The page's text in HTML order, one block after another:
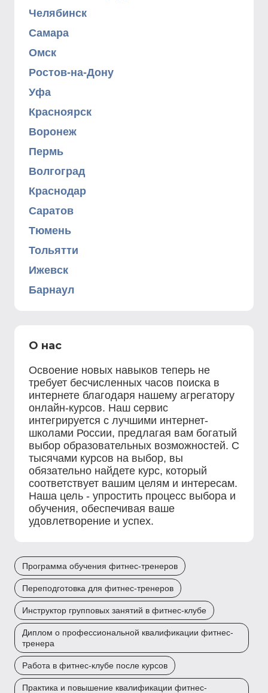
Челябинск
Самара
Омск
Ростов-на-Дону
Уфа
Красноярск
Воронеж
Пермь
Волгоград
Краснодар
Саратов
Тюмень
Тольятти
Ижевск
Барнаул
О нас
Освоение новых навыков теперь не
требует бесчисленных часов поиска в
интернете благодаря нашему агрегатору
онлайн-курсов. Наш сервис
интегрируется с лучшими интернет-
школами России, предлагая вам богатый
выбор образовательных возможностей. С
тысячами курсов на выбор, вы
обязательно найдете курс, который
соответствует вашим целям и интересам.
Наша цель - упростить процесс выбора и
обучения, обеспечивая ваше
удовлетворение и успех.
Программа обучения фитнес-тренеров
Переподготовка для фитнес-тренеров
Инструктор групповых занятий в фитнес-клубе
Диплом о профессиональной квалификации фитнес-
тренера
Работа в фитнес-клубе после курсов
Практика и повышение квалификации фитнес-